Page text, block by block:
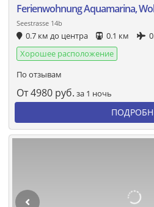
Ferienwohnung Aquamarina,
Seestrasse 14b
0.7 км до центра 0.1 км
Хорошее расположение
По отзывам
От4980 руб. за 1 ночь